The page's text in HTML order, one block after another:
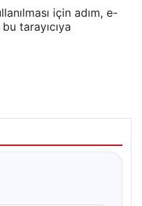
için adım, e-
tarayıcıya